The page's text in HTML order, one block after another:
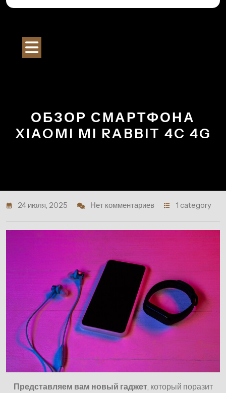
Перейти
ОБЗОР СМАРТФОНА
XIAOMI MI RABBIT 4C 4G
24 июля, 2025 Нет комментариев 1 category
Представляем вам новый гаджет, который поразит